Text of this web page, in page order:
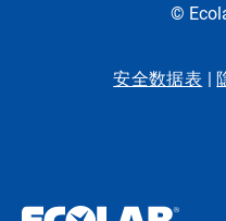
©
安全数据表 |